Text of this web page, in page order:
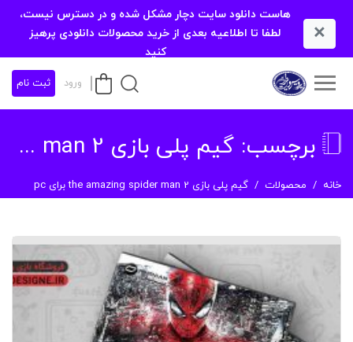
×
هاست دانلود سایت دچار مشکل شده و در دسترس نیست،
لطفا تا اطلاعیه بعدی از خرید محصولات دانلودی پرهیز
کنید
ورود ثبت نام
برچسب: گیم پلی بازی the amazing spider man 2 برای pc
خانه محصولات گیم پلی بازی the amazing spider man 2 برای pc